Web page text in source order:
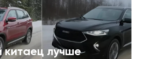
китаец лучше